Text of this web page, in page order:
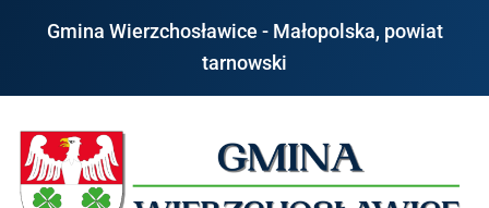
Gmina Wierzchosławice - Małopolska, powiat
tarnowski